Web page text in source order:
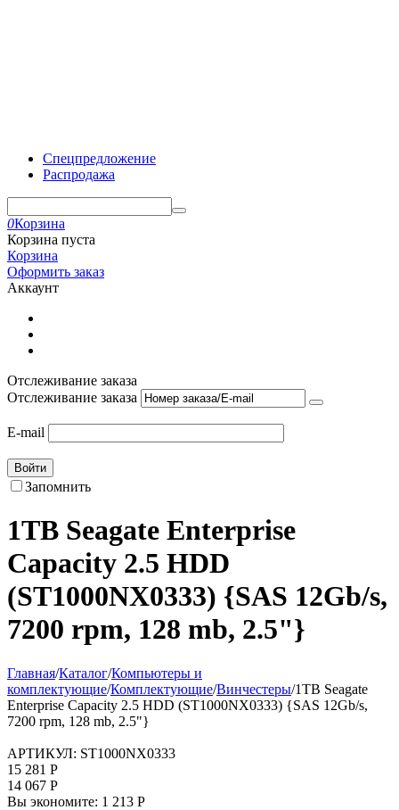
Спецпредложение
Распродажа
0Корзина
Корзина пуста
Корзина
Оформить заказ
Аккаунт
Отслеживание заказа
Отслеживание заказа
E-mail
Войти
Запомнить
1TB Seagate Enterprise
Capacity 2.5 HDD
(ST1000NX0333) {SAS 12Gb/s,
7200 rpm, 128 mb, 2.5"}
Главная/Каталог/Компьютеры и
комплектующие/Комплектующие/Винчестеры/1TB Seagate
Enterprise Capacity 2.5 HDD (ST1000NX0333) {SAS 12Gb/s,
7200 rpm, 128 mb, 2.5"}
АРТИКУЛ: ST1000NX0333
15 281 Р
14 067 Р
Вы экономите: 1 213 Р